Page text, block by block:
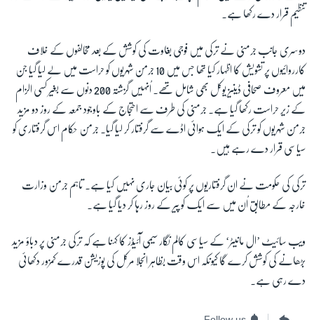
تنظیم قرار دے رکھا ہے۔
دوسری جانب جرمنی نے ترکی میں فوجی بغاوت کی کوشش کے بعد مخالفوں کے خلاف
کارروائیوں پر تشویش کا اظہار کیا تھا جس میں 10 جرمن شہریوں کو حراست میں لے لیا گیا جن
میں معروف صحافی ڈینیز یوکل بھی شامل تھے۔ اُنہیں گزشتہ 200 دنوں سے بغیر کسی الزام
کے زیر حراست رکھا گیا ہے۔ جرمنی کی طرف سے احتجاج کے باوجود جمعہ کے روز دو مزید
جرمن شہریوں کو ترکی کے ایک ہوائی اڈے سے گرفتار کر لیا گیا۔ جرمن حکام اس گرفتاری کو
سیاسی قرار دے رہے ہیں۔
ترکی کی حکومت نے ان گرفتاریوں پر کوئی بیان جاری نہیں کیا ہے۔ تاہم جرمن وزارت
خارجہ کے مطابق اُن میں سے ایک کو پیر کے روز رہا کر دیا گیا ہے۔
ویب سائیٹ ’ال مانیٹر‘ کے سیاسی کالم نگار سیمی آئیڈز کا کہنا ہے کہ ترکی جرمنی پر دباؤ مزید
بڑھانے کی کوشش کرے گا کیونکہ اس وقت بظاہر انجلا مرکل کی پوزیشن قدرے کمزور دکھائی
دے رہی ہے۔